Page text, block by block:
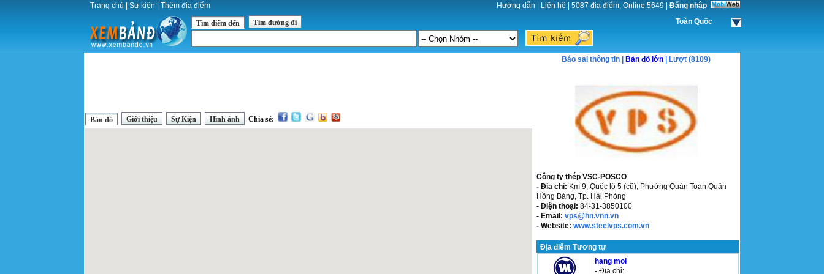
Trang chủ Sự kiện Thêm địa điểm Hướng dẫn Liên hệ 5087 địa điểm, Online 5649
Đăng nhập
Toàn Quốc
Tìm điểm đến Tìm đường đi
Bản đồ Giới thiệu Sự Kiện Hình ảnh Chia sẻ:
Báo sai thông tin | Bản đồ lớn | Lượt (8109)
Công ty thép VSC-POSCO
- Địa chỉ: Km 9, Quốc lộ 5 (cũ), Phường Quán Toan Quận
Hồng Bàng, Tp. Hải Phòng
- Điện thoại: 84-31-3850100
- Email: vps@hn.vnn.vn
- Website: www.steelvps.com.vn
Địa điểm Tương tự
hang moi
- Địa chỉ: